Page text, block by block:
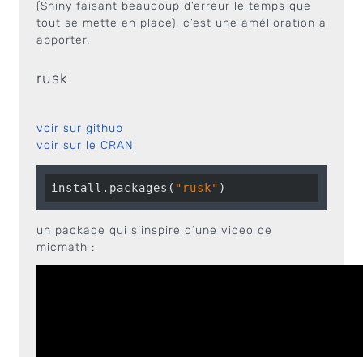
(Shiny faisant beaucoup d’erreur le temps que
tout se mette en place), c’est une amélioration à
apporter.
rusk
voir sur github
voir sur le CRAN
install.packages( "rusk" )
un package qui s’inspire d’une video de
micmath :